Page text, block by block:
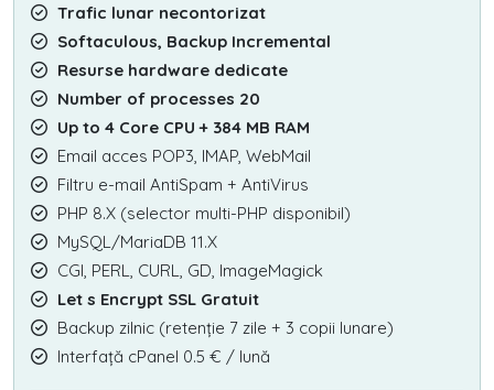
Trafic lunar necontorizat
Softaculous, Backup Incremental
Resurse hardware dedicate
Number of processes 20
Up to 4 Core CPU + 384 MB RAM
Email acces POP3, IMAP, WebMail
Filtru e-mail AntiSpam + AntiVirus
PHP 8.X (selector multi-PHP disponibil)
MySQL/MariaDB 11.X
CGI, PERL, CURL, GD, ImageMagick
Let s Encrypt SSL Gratuit
Backup zilnic (retenție 7 zile + 3 copii lunare)
Interfață cPanel 0.5 € / lună